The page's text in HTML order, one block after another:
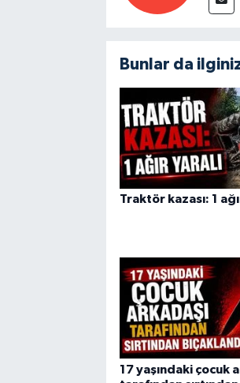
Bunlar da
Traktör kazası: 1
17 yaşındaki çocuk